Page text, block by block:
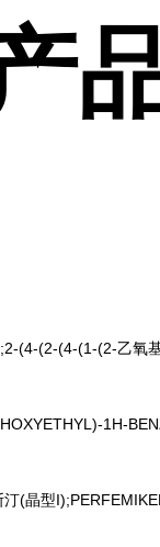
;2-(4-(2-(4-(1-(2-乙
1H-
(晶型